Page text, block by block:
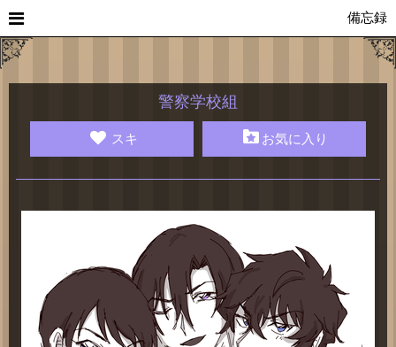
備忘録
警察学校組
スキ お気に入り